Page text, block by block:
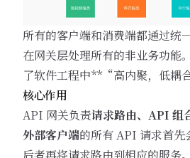
所有的客户端和消费端都通过统
在网关层处理所有的非业务功能
了软件工程中**“高内聚，低耦
核心作用
API 网关负责请求路由、API 组
外部客户端的所有 API 请求首先
后者再将请求路由到相应的服务